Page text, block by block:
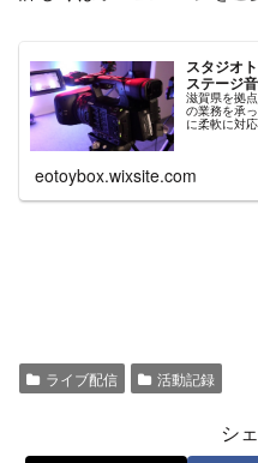
スタジオ
ステージ
滋賀県を拠
の業務を承
に柔軟に対
eotoybox.wixsite.com
ライブ配信 活動記録
シ